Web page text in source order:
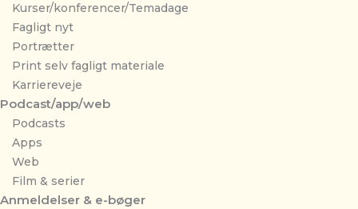
Kurser/konferencer/Temadage
Fagligt nyt
Portrætter
Print selv fagligt materiale
Karriereveje
Podcast/app/web
Podcasts
Apps
Web
Film & serier
Anmeldelser & e-bøger